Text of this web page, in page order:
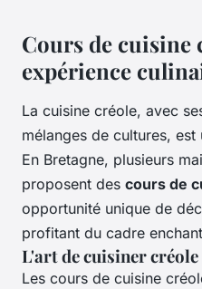
Cours de cuisine
expérience
La cuisine créole, avec
mélanges de cultures,
En Bretagne, plusieurs
proposent des cours de
opportunité unique de
profitant du cadre
L'art de cuisiner créole
Les cours de cuisine